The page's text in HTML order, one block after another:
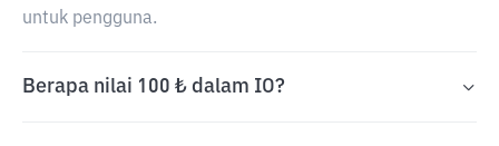
untuk pengguna.
Berapa nilai 100 ₺ dalam IO?